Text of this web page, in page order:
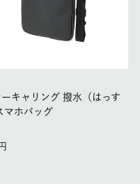
ーキャリング 撥水（はっす
マホバッグ